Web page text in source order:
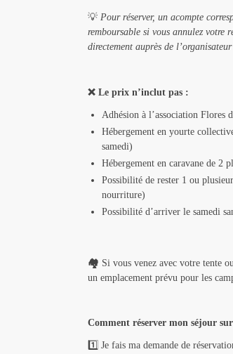
💡 Pour réserver, un acompte
remboursable si vous annulez votre
directement auprès de
❌ Le prix n’inclut pas :
Adhésion à l’association Flores
Hébergement en yourte
samedi)
Hébergement en caravane de 2
Possibilité de rester 1 ou
nourriture)
Possibilité d’arriver le samedi
🏘️ Si vous venez avec votre tente
un emplacement prévu pour les
Comment réserver mon séjour
1️⃣ Je fais ma demande de